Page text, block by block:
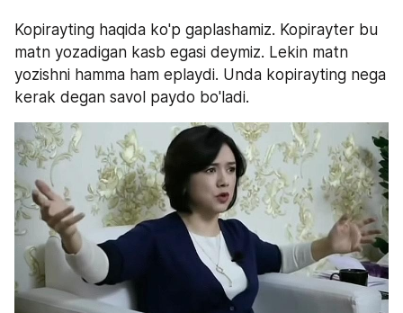
Kopirayting haqida ko'p gaplashamiz. Kopirayter bu
matn yozadigan kasb egasi deymiz. Lekin matn
yozishni hamma ham eplaydi. Unda kopirayting nega
kerak degan savol paydo bo'ladi.